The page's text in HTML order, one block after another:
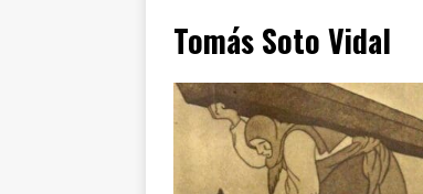
Tomás Soto Vidal